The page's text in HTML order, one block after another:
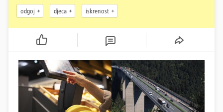
odgoj djeca iskrenost